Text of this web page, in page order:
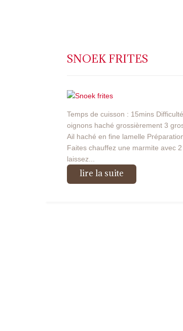
SNOEK FRITES
Temps de cuisson : 15mins
oignons haché grossièrement 3
Ail haché en fine lamelle
Faites chauffez une marmite avec
laissez...
lire la suite